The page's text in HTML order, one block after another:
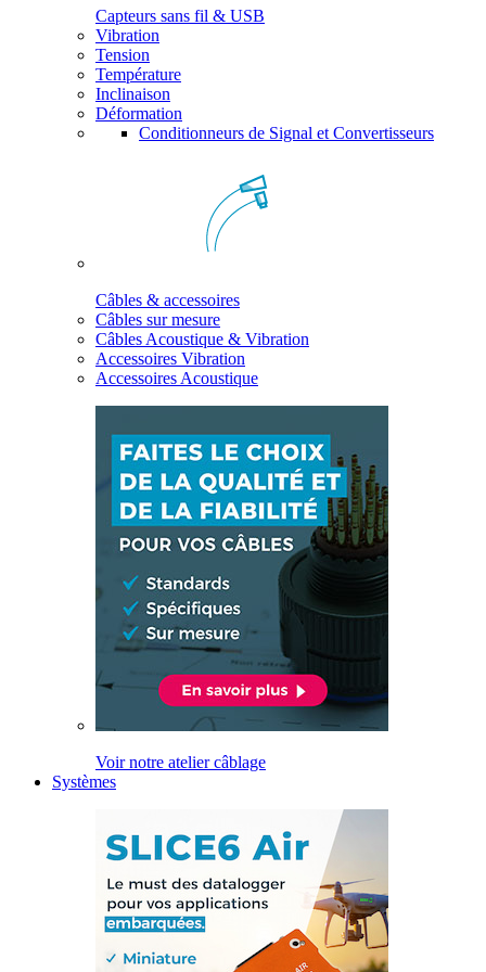
Capteurs sans fil & USB
Vibration
Tension
Température
Inclinaison
Déformation
Conditionneurs de Signal et Convertisseurs
Câbles & accessoires
Câbles sur mesure
Câbles Acoustique & Vibration
Accessoires Vibration
Accessoires Acoustique
Voir notre atelier câblage
Systèmes